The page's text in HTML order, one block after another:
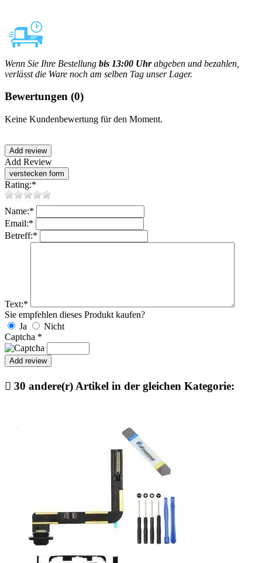
Wenn Sie Ihre Bestellung bis 13:00 Uhrabgeben und bezahlen,
verlässt die Ware noch am selben Tag unser Lager.
Bewertungen (0)
Keine Kundenbewertung für den Moment.
Add Review
Rating:*
Name:*
Email:*
Betreff:*
Text:*
Sie empfehlen dieses Produkt kaufen?
Ja
Nicht
Captcha *
 30 andere(r) Artikel in der gleichen Kategorie: